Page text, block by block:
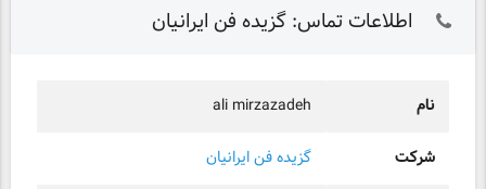
اطلاعات تماس: گزیده فن ایرانیان
نام ali mirzazadeh
شرکت گزیده فن ایرانیان